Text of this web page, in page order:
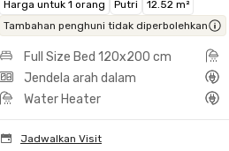
Harga untuk 1 orang Putri
12.52 m²
Tambahan penghuni tidak diperbolehkan
Full Size Bed 120x200 cm
Jendela arah dalam
Water Heater
Jadwalkan Visit